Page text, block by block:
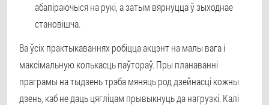
абапіраючыся на рукі, а затым вярнуцца ў зыходнае
становішча.
Ва ўсіх практыкаваннях робіцца акцэнт на малы вага і
максімальную колькасць паўтораў. Пры планаванні
праграмы на тыдзень трэба мяняць род дзейнасці кожны
дзень, каб не даць цягліцам прывыкнуць да нагрузкі. Калі